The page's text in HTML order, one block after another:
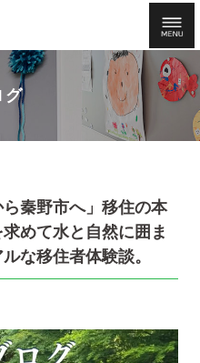
グ
ら秦野市へ」移住の本
めて水と自然に囲ま
な移住者体験談。